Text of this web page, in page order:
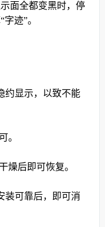
面全都变黑时，停
迹”。
约显示，以致不能
。
燥后即可恢复。
装可靠后，即可消